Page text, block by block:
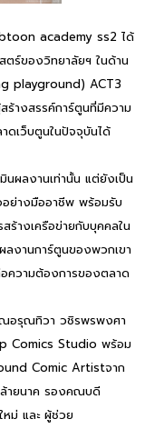
academy ss2 ได้
ร์ของวิทยาลัยฯ ในด้าน
playground) ACT3
างสรรค์การ์ตูนที่มีความ
ดเว็บตูนในปัจจุบันได้
นผลงานเท่านั้น แต่ยังเป็น
อย่างมืออาชีพ พร้อมรับ
ร้างเครือข่ายกับบุคคลใน
งานการ์ตูนของพวกเขา
ความต้องการของตลาด
ณอรุณทิวา วชิรพรพงศา
Comics Studio พร้อม
Comic Artistจาก
ายนาค รองคณบดี
หม่ และ ผู้ช่วย